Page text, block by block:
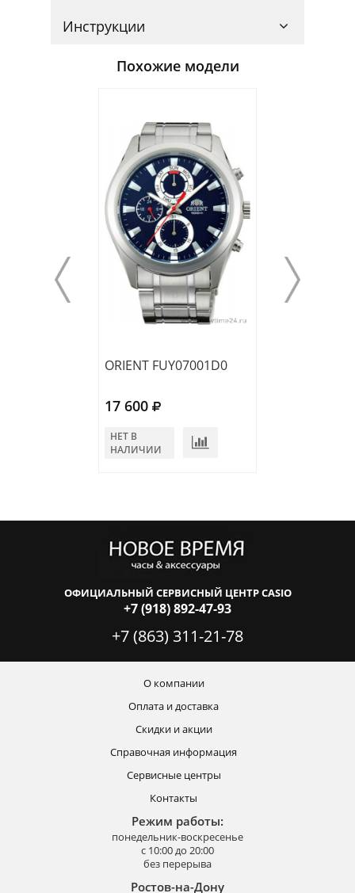
Инструкции
Похожие модели
ORIENT FUY07001D0
17 600
НЕТ В
НАЛИЧИИ
ОФИЦИАЛЬНЫЙ СЕРВИСНЫЙ ЦЕНТР CASIO
+7 (918) 892-47-93
+7 (863) 311-21-78
О компании
Оплата и доставка
Скидки и акции
Справочная информация
Сервисные центры
Контакты
Режим работы:
понедельник-воскресенье
с 10:00 до 20:00
без перерыва
Ростов-на-Дону